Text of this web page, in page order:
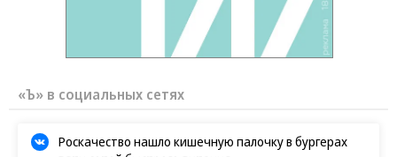
Заставим раскаяться: союзник России
дал грозное обещание